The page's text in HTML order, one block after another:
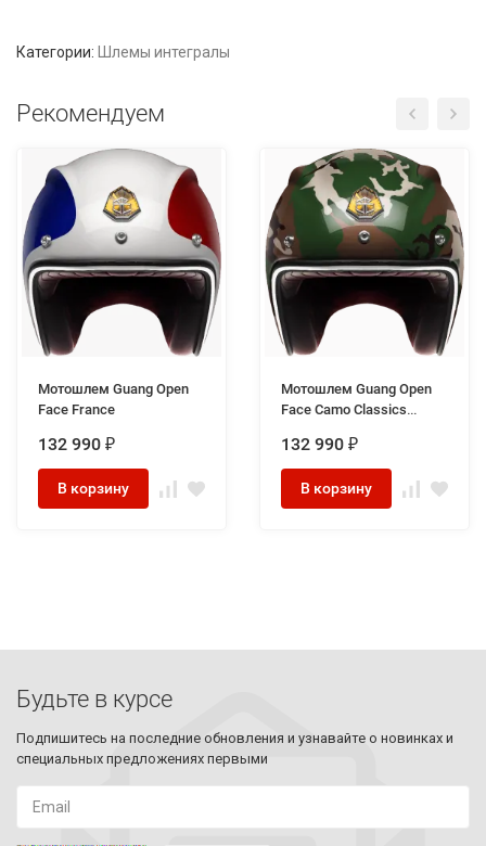
Категории: Шлемы интегралы
Рекомендуем
Мотошлем Guang Open
Face France
132 990 ₽
В корзину
Мотошлем Guang Open
Face Camo Classics
132 990 ₽
В корзину
Будьте в курсе
Подпишитесь на последние обновления и узнавайте о новинках и
специальных предложениях первыми